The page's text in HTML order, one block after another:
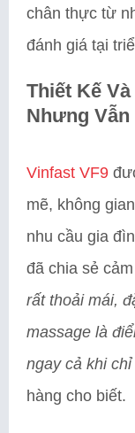
chân thực từ
đánh giá tại
Thiết Kế
Nhưng Vẫn
Vinfast VF9
mẽ, không
nhu cầu gia
đã chia sẻ
rất thoải mái,
massage là
ngay cả khi
hàng cho biết.